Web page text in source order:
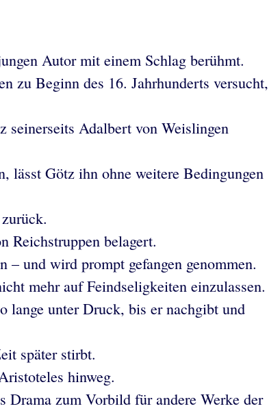
Autor mit einem Schlag berühmt.
zu Beginn des 16. Jahrhunderts versucht,
seinerseits Adalbert von Weislingen
lässt Götz ihn ohne weitere Bedingungen
Reichstruppen belagert.
und wird prompt gefangen genommen.
mehr auf Feindseligkeiten einzulassen.
lange unter Druck, bis er nachgibt und
später stirbt.
hinweg.
Drama zum Vorbild für andere Werke der